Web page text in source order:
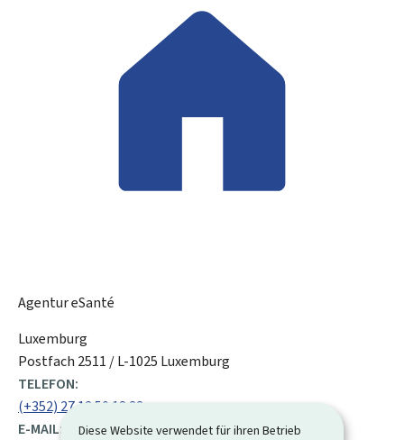
Diese Website verwendet für ihren Betrieb
Agentur eSanté
ADRESSE:
Luxemburg
Postfach 2511 / L-1025 Luxemburg
TELEFON:
(+352) 27 12 50 18 33
E-MAIL: